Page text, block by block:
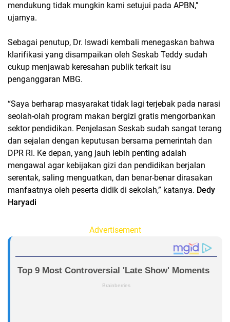
mendukung tidak mungkin kami setujui pada APBN,"
ujarnya.
Sebagai penutup, Dr. Iswadi kembali menegaskan bahwa
klarifikasi yang disampaikan oleh Seskab Teddy sudah
cukup menjawab keresahan publik terkait isu
penganggaran MBG.
“Saya berharap masyarakat tidak lagi terjebak pada narasi
seolah-olah program makan bergizi gratis mengorbankan
sektor pendidikan. Penjelasan Seskab sudah sangat terang
dan sejalan dengan keputusan bersama pemerintah dan
DPR RI. Ke depan, yang jauh lebih penting adalah
mengawal agar kebijakan gizi dan pendidikan berjalan
serentak, saling menguatkan, dan benar-benar dirasakan
manfaatnya oleh peserta didik di sekolah,” katanya. Dedy
Haryadi
Advertisement